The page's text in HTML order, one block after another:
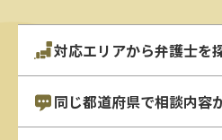
対応エリアから弁護士を
同じ都道府県で相談内容